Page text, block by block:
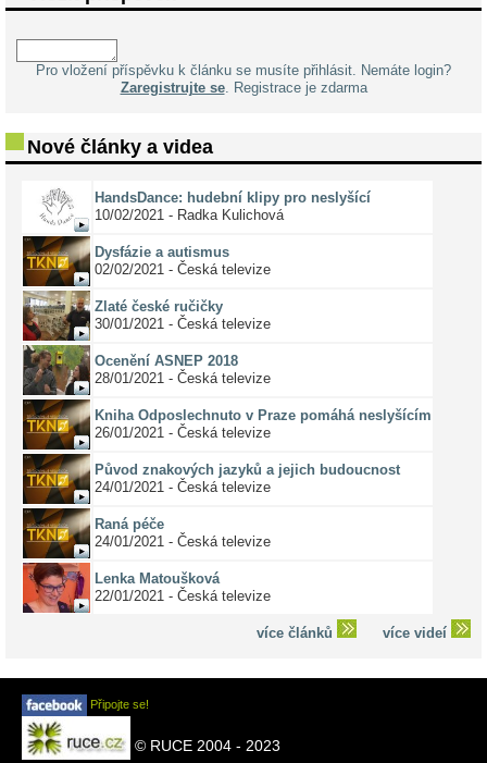
Pro vložení příspěvku k článku se musíte přihlásit. Nemáte login?
Zaregistrujte se. Registrace je zdarma
Nové články a videa
HandsDance: hudební klipy pro neslyšící
10/02/2021 - Radka Kulichová
Dysfázie a autismus
02/02/2021 - Česká televize
Zlaté české ručičky
30/01/2021 - Česká televize
Ocenění ASNEP 2018
28/01/2021 - Česká televize
Kniha Odposlechnuto v Praze pomáhá neslyšícím
26/01/2021 - Česká televize
Původ znakových jazyků a jejich budoucnost
24/01/2021 - Česká televize
Raná péče
24/01/2021 - Česká televize
Lenka Matoušková
22/01/2021 - Česká televize
více článků více videí
Připojte se!
© RUCE 2004 - 2023